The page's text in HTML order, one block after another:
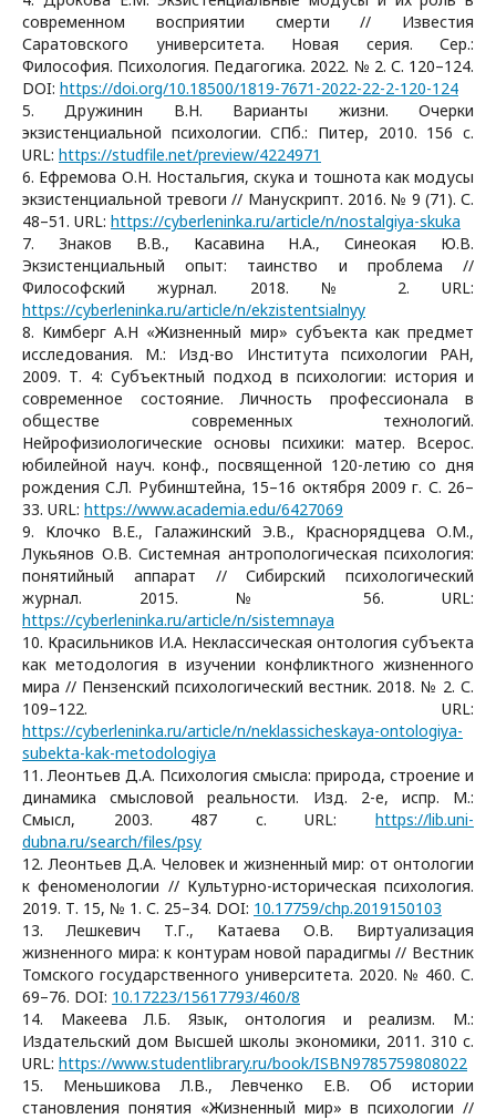
современном восприятии смерти // Известия
Саратовского университета. Новая серия. Сер.:
Философия. Психология. Педагогика. 2022. № 2. С. 120–124.
DOI: https://doi.org/10.18500/1819-7671-2022-22-2-120-124
5. Дружинин В.Н. Варианты жизни. Очерки
экзистенциальной психологии. СПб.: Питер, 2010. 156 c.
URL: https://studfile.net/preview/4224971
6. Ефремова О.Н. Ностальгия, скука и тошнота как модусы
экзистенциальной тревоги // Манускрипт. 2016. № 9 (71). С.
48–51. URL: https://cyberleninka.ru/article/n/nostalgiya-skuka
7. Знаков В.В., Касавина Н.А., Синеокая Ю.В.
Экзистенциальный опыт: таинство и проблема //
Философский журнал. 2018. № 2. URL:
https://cyberleninka.ru/article/n/ekzistentsialnyy
8. Кимберг А.Н «Жизненный мир» субъекта как предмет
исследования. М.: Изд-во Института психологии РАН,
2009. Т. 4: Субъектный подход в психологии: история и
современное состояние. Личность профессионала в
обществе современных технологий.
Нейрофизиологические основы психики: матер. Всерос.
юбилейной науч. конф., посвященной 120-летию со дня
рождения С.Л. Рубинштейна, 15–16 октября 2009 г. С. 26–
33. URL: https://www.academia.edu/6427069
9. Клочко В.Е., Галажинский Э.В., Краснорядцева О.М.,
Лукьянов О.В. Системная антропологическая психология:
понятийный аппарат // Сибирский психологический
журнал. 2015. № 56. URL:
https://cyberleninka.ru/article/n/sistemnaya
10. Красильников И.А. Неклассическая онтология субъекта
как методология в изучении конфликтного жизненного
мира // Пензенский психологический вестник. 2018. № 2. С.
109–122. URL:
https://cyberleninka.ru/article/n/neklassicheskaya-ontologiya-
subekta-kak-metodologiya
11. Леонтьев Д.А. Психология смысла: природа, строение и
динамика смысловой реальности. Изд. 2-е, испр. М.:
Смысл, 2003. 487 c. URL: https://lib.uni-
dubna.ru/search/files/psy
12. Леонтьев Д.А. Человек и жизненный мир: от онтологии
к феноменологии // Культурно-историческая психология.
2019. Т. 15, № 1. С. 25–34. DOI: 10.17759/chp.2019150103
13. Лешкевич Т.Г., Катаева О.В. Виртуализация
жизненного мира: к контурам новой парадигмы // Вестник
Томского государственного университета. 2020. № 460. С.
69–76. DOI: 10.17223/15617793/460/8
14. Макеева Л.Б. Язык, онтология и реализм. М.:
Издательский дом Высшей школы экономики, 2011. 310 c.
URL: https://www.studentlibrary.ru/book/ISBN9785759808022
15. Меньшикова Л.В., Левченко Е.В. Об истории
становления понятия «Жизненный мир» в психологии //